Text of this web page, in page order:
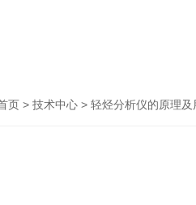
页 > 技术中心 > 轻烃分析仪的原理及